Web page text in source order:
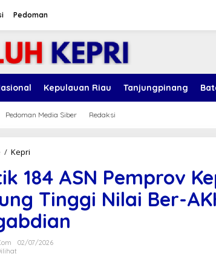
Pedoman
Kepulauan Riau Tanjungpinang
Pedoman Media Siber Redaksi
/ Kepri
n
t
i
k
1
8
4
184 ASN Pemprov
Tinggi Nilai Ber-
02/07/2026